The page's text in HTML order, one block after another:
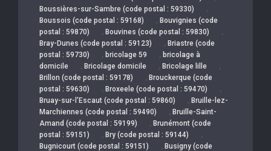
Boussières-sur-Sambre (code postal : 59330) ,
Boussois (code postal : 59168) , Bouvignies (code
postal : 59870)
, Bouvines (code postal : 59830) ,
Bray-Dunes (code postal : 59123) , Briastre (code
postal : 59730)
, bricolage 59 , bricolage à
domicile
, Bricolage domicile , Bricolage lille ,
Brillon (code postal : 59178) , Brouckerque (code
postal : 59630)
, Broxeele (code postal : 59470) ,
Bruay-sur-l'Escaut (code postal : 59860) , Bruille-lez-
Marchiennes (code postal : 59490)
, Bruille-Saint-
Amand (code postal : 59199)
, Brunémont (code
postal : 59151)
, Bry (code postal : 59144) ,
Bugnicourt (code postal : 59151) , Busigny (code